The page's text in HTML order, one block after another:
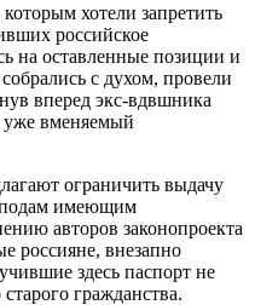
хотели запретить
российское
на оставленные позиции и
с духом, провели
вперед экс-вдвшника
уже вменяемый
ограничить выдачу
имеющим
авторов законопроекта
россияне, внезапно
здесь паспорт не
гражданства.